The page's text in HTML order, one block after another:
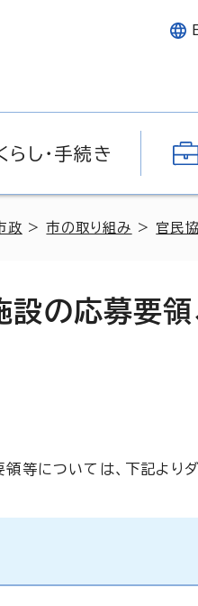
らし・手続き
政 >市の取り組み > 官民
設の応募要領
等については、下記よりダ